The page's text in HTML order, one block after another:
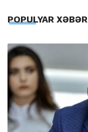
POPULYAR XƏBƏR